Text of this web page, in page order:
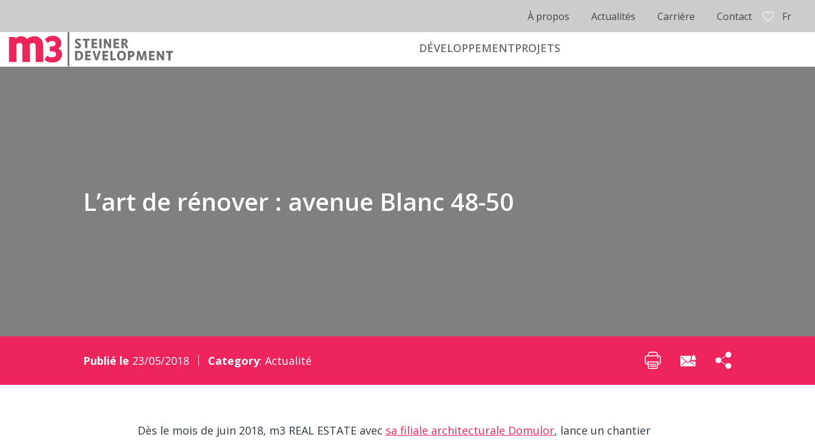
À propos Actualités Carrière Contact Fr
DÉVELOPPEMENTPROJETS
L’art de rénover : avenue Blanc 48-50
Publié le 23/05/2018 Category: Actualité
Dès le mois de juin 2018, m3 REAL ESTATE avec sa filiale architecturale Domulor, lance un chantier